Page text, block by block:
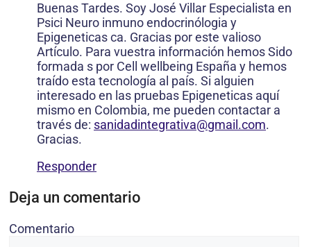
Buenas Tardes. Soy José Villar Especialista en
Psici Neuro inmuno endocrinólogia y
Epigeneticas ca. Gracias por este valioso
Artículo. Para vuestra información hemos Sido
formada s por Cell wellbeing España y hemos
traído esta tecnología al país. Si alguien
interesado en las pruebas Epigeneticas aquí
mismo en Colombia, me pueden contactar a
través de: sanidadintegrativa@gmail.com.
Gracias.
Responder
Deja un comentario
Comentario